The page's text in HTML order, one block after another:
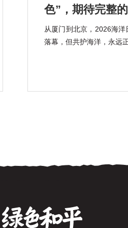
色”，期待完整
从厦门到北京，2026海
落幕，但共护海洋，永远